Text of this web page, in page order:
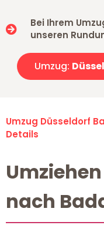
Bei Ihrem
unseren
Umzug:
Umzug Düsseldorf
Details
nach